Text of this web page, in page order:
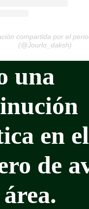
compartida por el
(@Jourlo_daksh)
una
en el
de